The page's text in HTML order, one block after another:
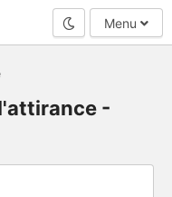
Mode nuit
Menu
-